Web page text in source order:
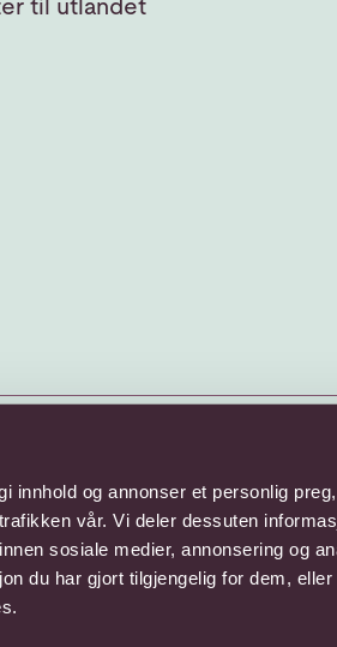
innhold og annonser et personlig
vår. Vi deler dessuten
sosiale medier, annonsering og
du har gjort tilgjengelig for dem,
til utlandet